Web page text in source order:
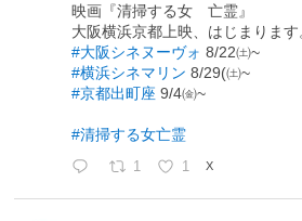
映画『清掃する女 亡霊』
大阪横浜京都上映、はじまります
#大阪シネヌーヴォ 8/22㈯~
#横浜シネマリン 8/29(㈯~
#京都出町座 9/4㈮~
#清掃する女亡霊
1 1 X